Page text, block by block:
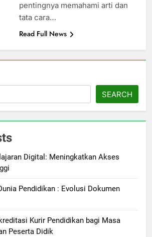
pentingnya memahami arti dan
tata cara…
Read Full News
SEARCH
Digital: Meningkatkan Akses
Pendidikan : Evolusi Dokumen
Kurir Pendidikan bagi Masa
Peserta Didik